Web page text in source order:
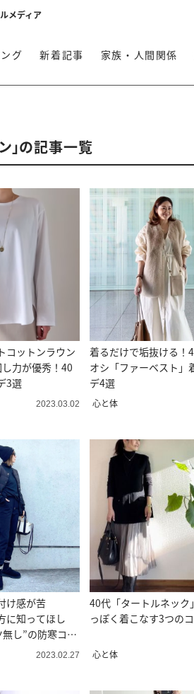
メディア
グ 新着記事 家族・人間関係
」の記事一覧
コットンラウン
力が優秀！40
3選
2023.03.02
着るだけで垢抜ける！
オシ「ファーベスト」
デ4選
心と体
け感が苦
知ってほし
し”の防寒コー
2023.02.27
40代「タートルネック
っぽく着こなす3つの
心と体